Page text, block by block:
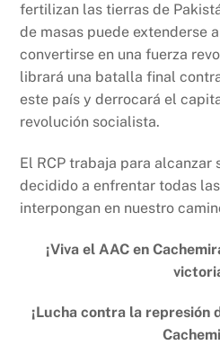
fertilizan las tierras de
de masas puede extenderse
convertirse en una fuerza
librará una batalla final
este país y derrocará el
revolución socialista.
El RCP trabaja para alcanzar
decidido a enfrentar todas
interpongan en nuestro
¡Viva el AAC en
¡Lucha contra la represión